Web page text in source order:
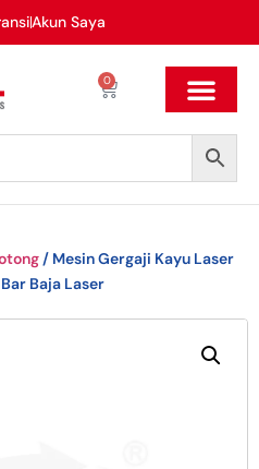
Akun Saya
0
/ Mesin Gergaji Kayu Laser
Baja Laser